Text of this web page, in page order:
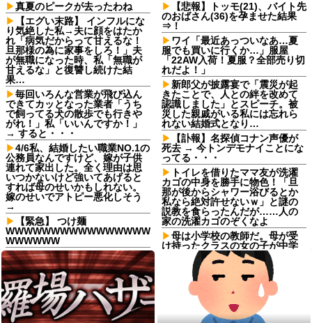
真夏のピークが去ったわね
【エグい末路】 インフルにな
り気絶した私→夫に顔をはたか
れ「病気だからって甘えるな！
旦那様の為に家事をしろ！」夫
が無職になった時、私「無職が
甘えるな」と復讐し続けた結
果…
毎回いろんな営業が飛び込ん
できてカッとなった業者「うち
で飼ってる犬の散歩でも行きや
がれ！」私「いいんですか！」
→ すると・・・
4/6私、結婚したい職業NO.1の
公務員なんですけど、嫁が子供
連れて家出した。全く理由は思
いつかないけど強いてあげると
すれば母のせいかもしれない。
嫁のせいでアトピー悪化しそう
→
【緊急】 つけ麺
WWWWWWWWWWWWWWWW
WWWWWW
「2年間、たぶん1日4回は握っ
てた」ラスベガスで買った3,000
円のキーホルダーを調べたら
友達にフリンしてる事を打ち
明けられた。私もその頃、旦那
とうまくいっておらず...
【悲報】トッモ(21)、バイト先
のおばさん(36)を孕ませた結果
⇒！
ワイ「最近あっついなあ…夏
服でも買いに行くか…」服屋
「22AW入荷！夏服？全部売り切
れだよ！」
新郎父が披露宴で「震災が起
きたことで、人との絆を改めて
認識しました」とスピーチ。被
災した親戚がいる私には忘れら
れない結婚式となり…
【訃報】名探偵コナン声優が
死去 → 今トンデモナイことにな
ってる・・・
トイレを借りたママ友が洗濯
カゴの中身を勝手に物色！「旦
那が後からシャワー浴びるとか
私なら絶対許せないｗ」と謎の
説教を食らったんだが……人の
家の洗濯カゴのぞくなよ
母は小学校の教師だ。母が受
け持ったクラスの女の子が中学
でいじめを受けているようで母
を頼ってくる
【悲報】外国人受け入れ反
対、大幅に増加してしまう。若
い世代で多く、「日本社会には
希望がない」人ほど反対に転じ
る